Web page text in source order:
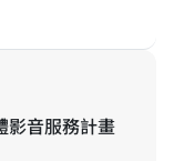
影音服務計畫